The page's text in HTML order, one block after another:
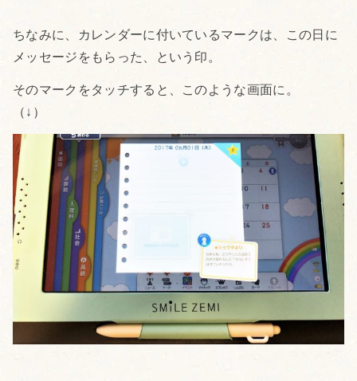
ちなみに、カレンダーに付いているマークは、この日に
メッセージをもらった、という印。
そのマークをタッチすると、このような画面に。
（↓）